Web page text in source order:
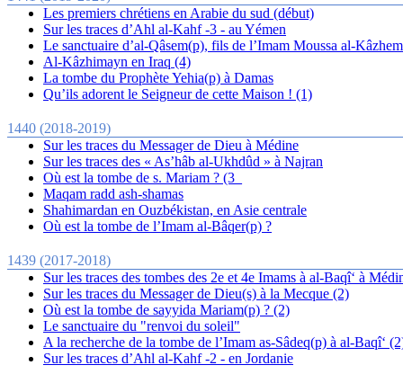
Les premiers chrétiens en Arabie du sud (début)
Sur les traces d’Ahl al-Kahf -3 - au Yémen
Le sanctuaire d’al-Qâsem(p), fils de l’Imam Moussa al-
Al-Kâzhimayn en Iraq (4)
La tombe du Prophète Yehia(p) à Damas
Qu’ils adorent le Seigneur de cette Maison ! (1)
1440 (2018-2019)
Sur les traces du Messager de Dieu à Médine
Sur les traces des « As’hâb al-Ukhdûd » à Najran
Où est la tombe de s. Mariam ? (3_
Maqam radd ash-shamas
Shahimardan en Ouzbékistan, en Asie centrale
Où est la tombe de l’Imam al-Bâqer(p) ?
1439 (2017-2018)
Sur les traces des tombes des 2e et 4e Imams à al-Baqî‘ à
Sur les traces du Messager de Dieu(s) à la Mecque (2)
Où est la tombe de sayyida Mariam(p) ? (2)
Le sanctuaire du "renvoi du soleil"
A la recherche de la tombe de l’Imam as-Sâdeq(p) à al-Baqî‘
Sur les traces d’Ahl al-Kahf -2 - en Jordanie